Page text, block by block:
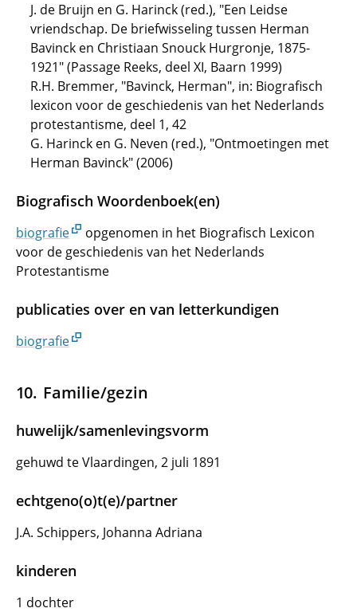
J. de Bruijn en G. Harinck (red.), "Een Leidse
vriendschap. De briefwisseling tussen Herman
Bavinck en Christiaan Snouck Hurgronje, 1875-
1921" (Passage Reeks, deel XI, Baarn 1999)
R.H. Bremmer, "Bavinck, Herman", in: Biografisch
lexicon voor de geschiedenis van het Nederlands
protestantisme, deel 1, 42
G. Harinck en G. Neven (red.), "Ontmoetingen met
Herman Bavinck" (2006)
Biografisch Woordenboek(en)
biografie
opgenomen in het Biografisch Lexicon
voor de geschiedenis van het Nederlands
Protestantisme
publicaties over en van letterkundigen
biografie
Familie/gezin
huwelijk/samenlevingsvorm
gehuwd te Vlaardingen, 2 juli 1891
echtgeno(o)t(e)/partner
J.A. Schippers, Johanna Adriana
kinderen
1 dochter